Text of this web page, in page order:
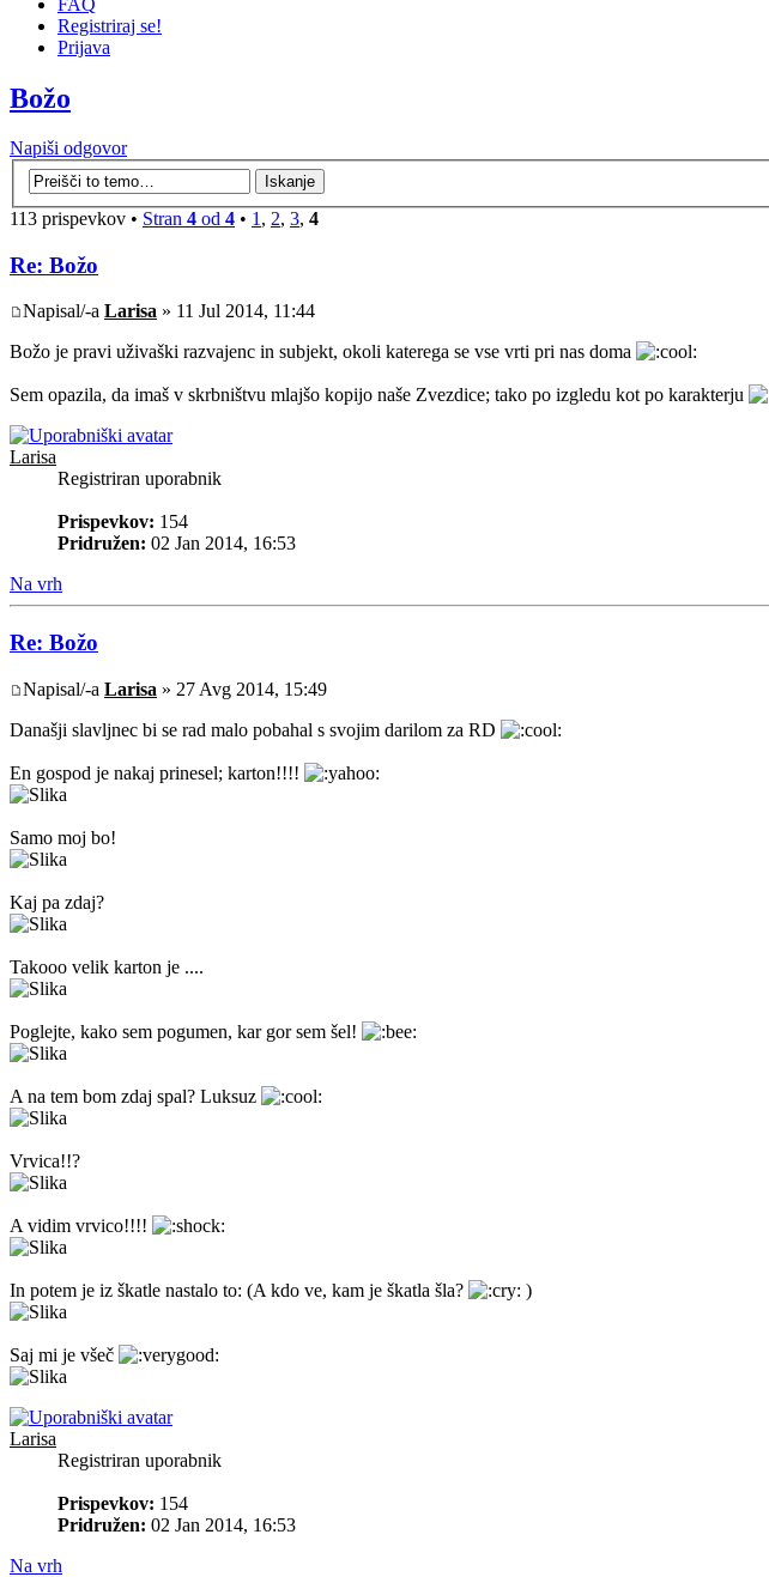
Registriraj se!
Prijava
Božo
Napiši odgovor
113 prispevkov • Stran 4 od 4 • 1 , 2, 3, 4
Re: Božo
Napisal/-a Larisa » 11 Jul 2014, 11:44
Božo je pravi uživaški razvajenc in subjekt, okoli katerega se vse vrti pri nas doma
Sem opazila, da imaš v skrbništvu mlajšo kopijo naše Zvezdice; tako po izgledu kot po karakterju
Larisa
Registriran uporabnik
Prispevkov: 154
Pridružen: 02 Jan 2014, 16:53
Na vrh
Re: Božo
Napisal/-a Larisa » 27 Avg 2014, 15:49
Današji slavljnec bi se rad malo pobahal s svojim darilom za RD
En gospod je nakaj prinesel; karton!!!!
Samo moj bo!
Kaj pa zdaj?
Takooo velik karton je ....
Poglejte, kako sem pogumen, kar gor sem šel!
A na tem bom zdaj spal? Luksuz
Vrvica!!?
A vidim vrvico!!!!
In potem je iz škatle nastalo to: (A kdo ve, kam je škatla šla? )
Saj mi je všeč
Larisa
Registriran uporabnik
Prispevkov: 154
Pridružen: 02 Jan 2014, 16:53
Na vrh